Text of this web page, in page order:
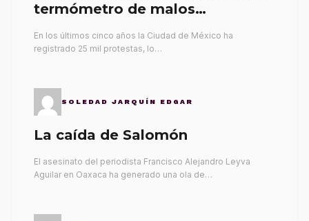
termómetro de malos
En los últimos cinco años la Ciudad de México ha
registrado 25 mil protestas, lo…
SOLEDAD JARQUÍN EDGAR
La caída de Salomón
El asesinato del periodista Francisco Alejandro Leyva
Aguilar en Oaxaca ha generado una ola de…